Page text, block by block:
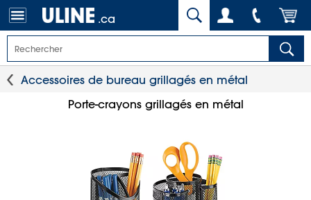
.ca
Accessoires de bureau grillagés en métal
Porte-crayons grillagés en métal